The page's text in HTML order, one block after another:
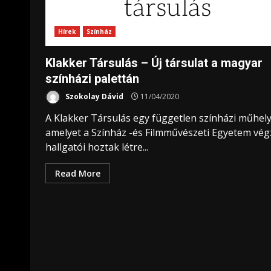
Hírek Színház
Klakker Társulás – Új társulat a magyar
színházi palettán
Szokolay Dávid 11/04/2020
A Klakker Társulás egy független színházi
amelyet a Színház -és Filmművészeti Egyetem
hallgatói hoztak létre...
Read More